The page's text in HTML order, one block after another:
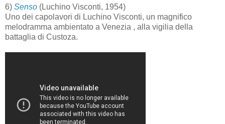
6) Senso (Luchino Visconti, 1954)
Uno dei capolavori di Luchino Visconti, un magnifico
melodramma ambientato a Venezia , alla vigilia della
battaglia di Custoza.